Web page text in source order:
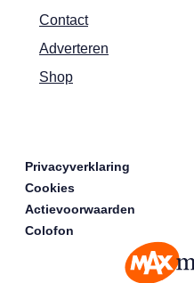
Contact
Adverteren
Shop
Privacyverklaring
Cookies
Actievoorwaarden
Colofon